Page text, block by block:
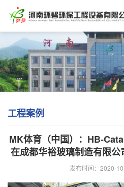
工程案例
MK体育（中国）：HB-
在成都华裕玻璃制造有限
发布时间：2020-